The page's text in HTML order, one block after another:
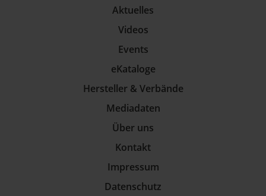
Aktuelles
Videos
Events
eKataloge
Hersteller & Verbände
Mediadaten
Über uns
Kontakt
Impressum
Datenschutz